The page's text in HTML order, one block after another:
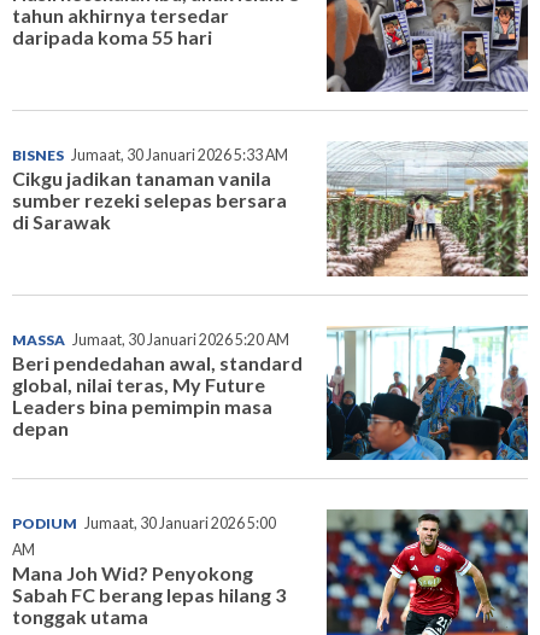
tahun akhirnya tersedar
daripada koma 55 hari
BISNES Jumaat, 30 Januari 2026 5:33 AM
Cikgu jadikan tanaman vanila
sumber rezeki selepas bersara
di Sarawak
MASSA Jumaat, 30 Januari 2026 5:20 AM
Beri pendedahan awal, standard
global, nilai teras, My Future
Leaders bina pemimpin masa
depan
PODIUM Jumaat, 30 Januari 2026 5:00
AM
Mana Joh Wid? Penyokong
Sabah FC berang lepas hilang 3
tonggak utama